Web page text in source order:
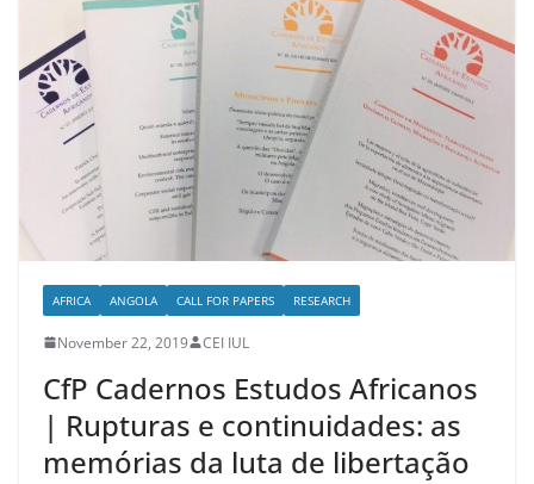
AFRICA ANGOLA CALL FOR PAPERS RESEARCH
November 22, 2019 CEI IUL
CfP Cadernos Estudos Africanos
| Rupturas e continuidades: as
memórias da luta de libertação